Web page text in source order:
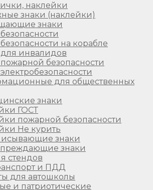
наклейки
знаки (наклейки)
знаки
на корабле
инвалидов
безопасности
для общественных
знаки
ГОСТ
пожарной безопасности
Не курить
знаки
знаки
стендов
и ПДД
для автошколы
и патриотические